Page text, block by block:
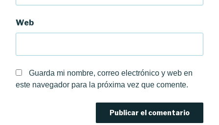
Web
Guarda mi nombre, correo electrónico y web en
este navegador para la próxima vez que comente.